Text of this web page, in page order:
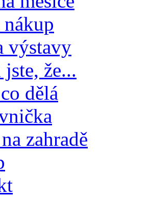
výstavy
že...
dělá
zahradě